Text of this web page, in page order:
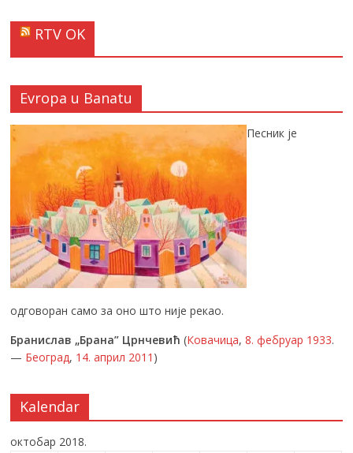
RTV OK
Evropa u Banatu
Песник је
одговоран само за оно што није рекао.
Бранислав „Брана” Црнчевић (Ковачица,8. фебруар 1933.
— Београд, 14. април 2011 )
Kalendar
октобар 2018.